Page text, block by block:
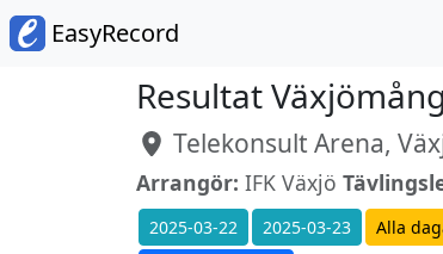
EasyRecord
Resultat
Telekonsult Arena,
Arrangör: IFK Växjö
2025-03-22 2025-03-23
Alla